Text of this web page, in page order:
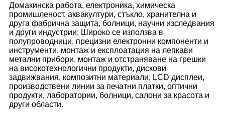
Домакинска работа, електроника, химическа
промишленост, аквакултури, стъкло, хранителна и
друга фабрична защита, болници, научни изследвания
и други индустрии; Широко се използва в
полупроводници, прецизни електронни компоненти и
инструменти, монтаж и експлоатация на лепкави
метални прибори, монтаж и отстраняване на грешки
на високотехнологични продукти, дискови
задвижвания, композитни материали, LCD дисплеи,
производствени линии за печатни платки, оптични
продукти, лаборатории, болници, салони за красота и
други области.